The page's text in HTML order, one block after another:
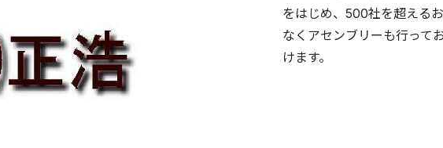
をはじめ、500社を超える
なくアセンブリーも行って
けます。